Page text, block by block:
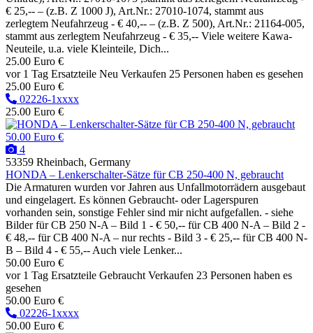
€ 25,-- – (z.B. Z 1000 J), Art.Nr.: 27010-1074, stammt aus
zerlegtem Neufahrzeug - € 40,-- – (z.B. Z 500), Art.Nr.: 21164-005,
stammt aus zerlegtem Neufahrzeug - € 35,-- Viele weitere Kawa-
Neuteile, u.a. viele Kleinteile, Dich...
25.00 Euro €
vor 1 Tag Ersatzteile Neu Verkaufen 25 Personen haben es gesehen
25.00 Euro €
02226-1xxxx
25.00 Euro €
50.00 Euro €
4
53359 Rheinbach, Germany
HONDA – Lenkerschalter-Sätze für CB 250-400 N, gebraucht
Die Armaturen wurden vor Jahren aus Unfallmotorrädern ausgebaut
und eingelagert. Es können Gebraucht- oder Lagerspuren
vorhanden sein, sonstige Fehler sind mir nicht aufgefallen. - siehe
Bilder für CB 250 N-A – Bild 1 - € 50,-- für CB 400 N-A – Bild 2 -
€ 48,-- für CB 400 N-A – nur rechts - Bild 3 - € 25,-- für CB 400 N-
B – Bild 4 - € 55,-- Auch viele Lenker...
50.00 Euro €
vor 1 Tag Ersatzteile Gebraucht Verkaufen 23 Personen haben es
gesehen
50.00 Euro €
02226-1xxxx
50.00 Euro €